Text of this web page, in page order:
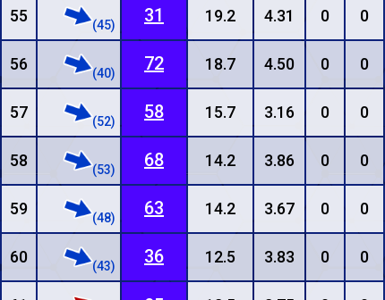
55 (45) 31 19.2 4.31 0 0
56 (40) 72 18.7 4.50 0 0
57 (52) 58 15.7 3.16 0 0
58 (53) 68 14.2 3.86 0 0
59 (48) 63 14.2 3.67 0 0
60 (43) 36 12.5 3.83 0 0